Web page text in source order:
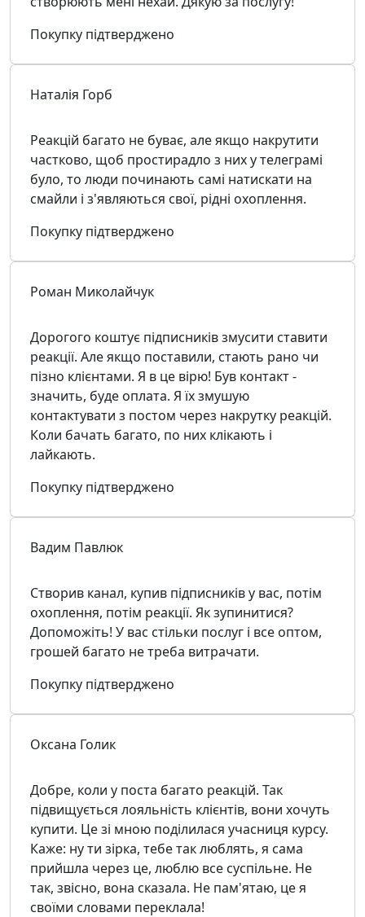
Покупку підтверджено
Наталія Горб
Реакцій багато не буває, але якщо накрутити
частково, щоб простирадло з них у телеграмі
було, то люди починають самі натискати на
смайли і з'являються свої, рідні охоплення.
Покупку підтверджено
Роман Миколайчук
Дорогого коштує підписників змусити ставити
реакції. Але якщо поставили, стають рано чи
пізно клієнтами. Я в це вірю! Був контакт -
значить, буде оплата. Я їх змушую
контактувати з постом через накрутку реакцій.
Коли бачать багато, по них клікають і
лайкають.
Покупку підтверджено
Вадим Павлюк
Створив канал, купив підписників у вас, потім
охоплення, потім реакції. Як зупинитися?
Допоможіть! У вас стільки послуг і все оптом,
грошей багато не треба витрачати.
Покупку підтверджено
Оксана Голик
Добре, коли у поста багато реакцій. Так
підвищується лояльність клієнтів, вони хочуть
купити. Це зі мною поділилася учасниця курсу.
Каже: ну ти зірка, тебе так люблять, я сама
прийшла через це, люблю все суспільне. Не
так, звісно, вона сказала. Не пам'ятаю, це я
своїми словами переклала!